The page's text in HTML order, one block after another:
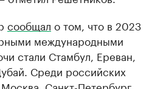
сообщал о том, что в 2023
международными
стали Стамбул, Ереван,
Среди российских